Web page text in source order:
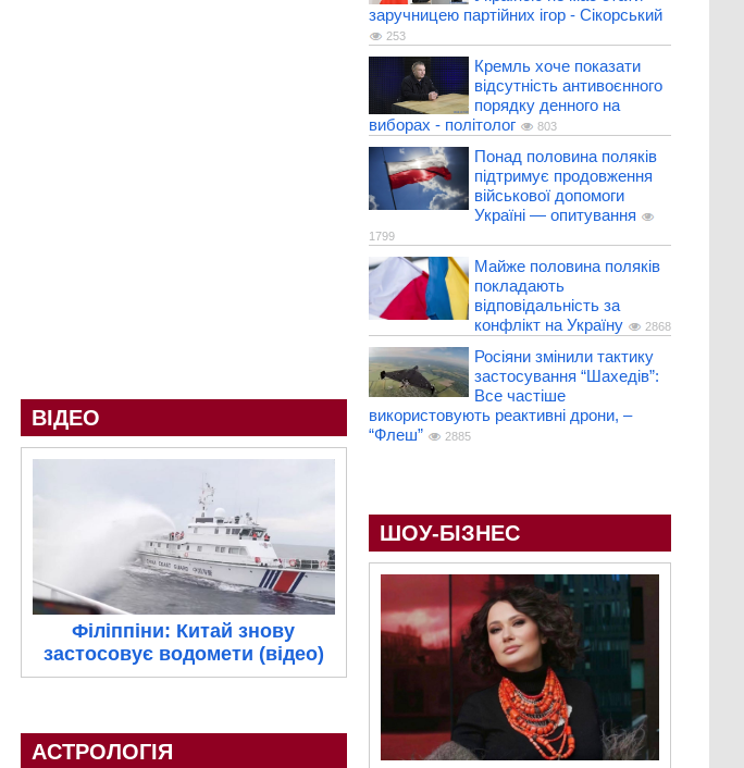
ВІДЕО
Філіппіни: Китай знову
застосовує водомети (відео)
АСТРОЛОГІЯ
заручницею партійних ігор - Сікорський
253
Кремль хоче показати
відсутність антивоєнного
порядку денного на
виборах - політолог
803
Понад половина поляків
підтримує продовження
військової допомоги
Україні — опитування
1799
Майже половина поляків
покладають
відповідальність за
конфлікт на Україну
2868
Росіяни змінили тактику
застосування “Шахедів”:
Все частіше
використовують реактивні дрони, –
“Флеш”
2885
ШОУ-БІЗНЕС